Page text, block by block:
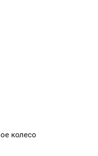
колесо